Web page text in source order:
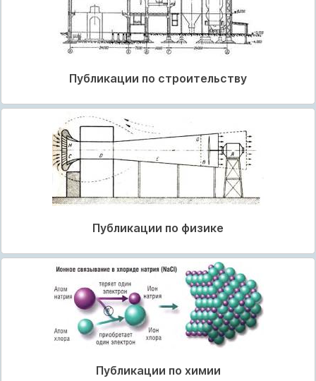
Публикации по строительству
Публикации по физике
Публикации по химии